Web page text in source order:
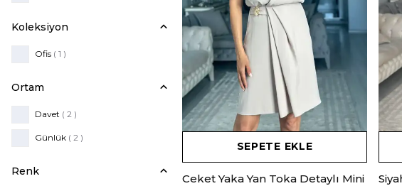
Koleksiyon
Ofis ( 1 )
Ortam
Davet ( 2 )
Günlük ( 2 )
Renk
SEPETE EKLE
Ceket Yaka Yan Toka Detaylı Mini